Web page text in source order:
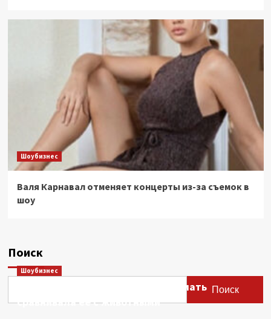
Шоубизнес
Валя Карнавал отменяет концерты из-за съемок в
шоу
Поиск
Поиск
Шоубизнес
Этери Тутберидзе заявила, что мать
сравнивала ее с животными